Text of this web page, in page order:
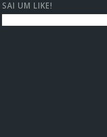
SAI UM LIKE!